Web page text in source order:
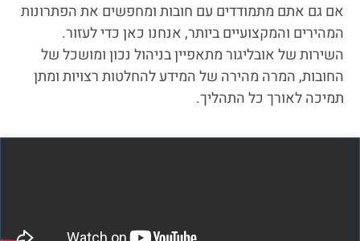
אם גם אתם מתמודדים עם חובות ומחפשים את הפתרונות
המהירים והמקצועיים ביותר, אנחנו כאן כדי לעזור.
השירות של אובליגור מתאפיין בניהול נכון ומושכל של
החובות, המרה מהירה של המידע להחלטות רצויות ומתן
תמיכה לאורך כל התהליך.